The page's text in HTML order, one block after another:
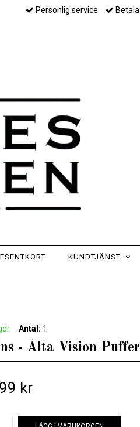
Personlig service
KUNDTJÄNST
Antal: 1
- Alta Vision
kr